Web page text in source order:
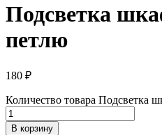
Подсветка
петлю
180 ₽
Количество товара Подсветка
В корзину